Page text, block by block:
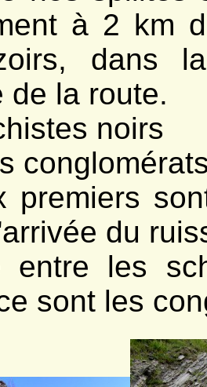
à 2 km
dans
de la route.
noirs
premiers
du
entre les
sont les